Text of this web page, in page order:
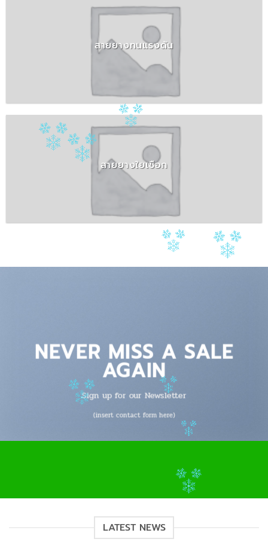
สายยางทนแรงดัน
สายยางใยเชือก
NEVER MISS A SALE
AGAIN
Sign up for our Newsletter
(insert contact form here)
LATEST NEWS